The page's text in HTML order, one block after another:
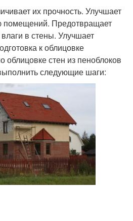
их прочность. Улучшает
помещений. Предотвращает
в стены. Улучшает
к облицовке
облицовке стен из пеноблоков
следующие шаги: